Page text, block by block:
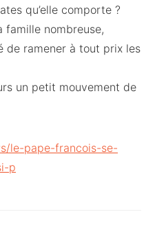
qu’elle comporte ?
famille nombreuse,
de ramener à tout prix les
un petit mouvement de
le-pape-francois-se-
p